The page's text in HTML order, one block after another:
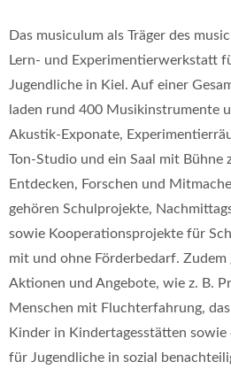
Das musiculum als Träger des
Lern- und Experimentierwerkstatt
Jugendliche in Kiel. Auf einer
laden rund 400 Musikinstrumente
Akustik-Exponate,
Ton-Studio und ein Saal mit Bühne
Entdecken, Forschen und
gehören Schulprojekte,
sowie Kooperationsprojekte für
mit und ohne Förderbedarf. Zudem
Aktionen und Angebote, wie z. B.
Menschen mit Fluchterfahrung,
Kinder in Kindertagesstätten
für Jugendliche in sozial